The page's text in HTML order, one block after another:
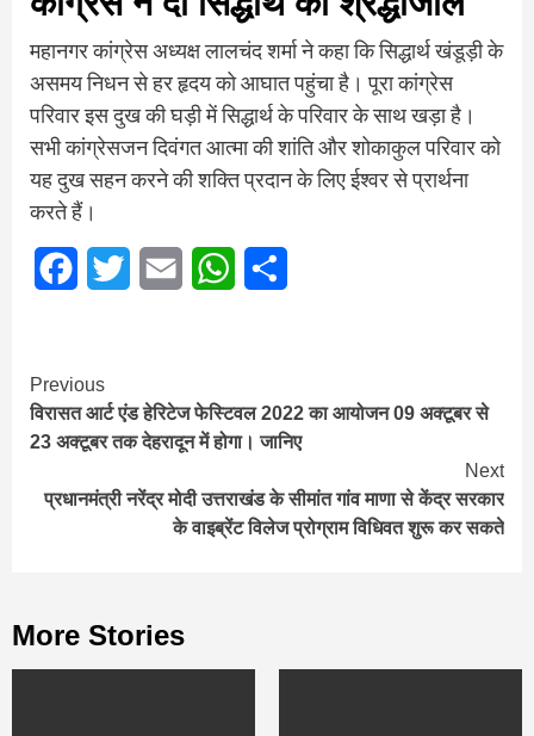
महानगर कांग्रेस अध्यक्ष लालचंद शर्मा ने कहा कि सिद्धार्थ खंडूड़ी के
असमय निधन से हर हृदय को आघात पहुंचा है। पूरा कांग्रेस
परिवार इस दुख की घड़ी में सिद्धार्थ के परिवार के साथ खड़ा है।
सभी कांग्रेसजन दिवंगत आत्मा की शांति और शोकाकुल परिवार को
यह दुख सहन करने की शक्ति प्रदान के लिए ईश्वर से प्रार्थना
करते हैं।
FacebookTwitter Email WhatsApp
Continue
Reading
Previous
विरासत आर्ट एंड हेरिटेज फेस्टिवल 2022 का आयोजन 09 अक्टूबर से
23 अक्टूबर तक देहरादून में होगा। जानिए
Next
प्रधानमंत्री नरेंद्र मोदी उत्तराखंड के सीमांत गांव माणा से केंद्र सरकार
के वाइब्रेंट विलेज प्रोग्राम विधिवत शुरू कर सकते
More Stories